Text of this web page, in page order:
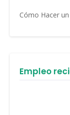
Cómo Hacer
Empleo